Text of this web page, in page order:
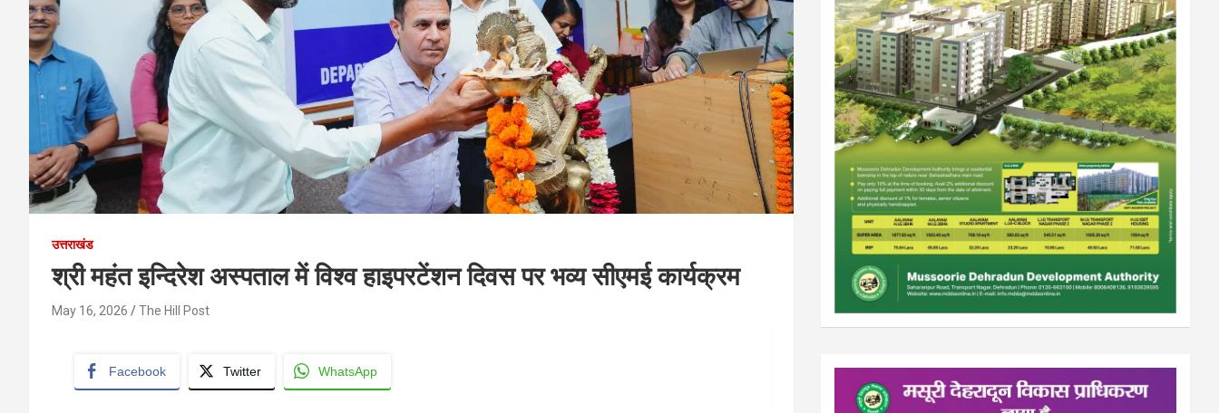
उत्तराखंड
श्री महंत इन्दिरेश अस्पताल में विश्व हाइपरटेंशन दिवस पर भव्य सीएमई कार्यक्रम
May 16, 2026 The Hill Post
Facebook Twitter WhatsApp